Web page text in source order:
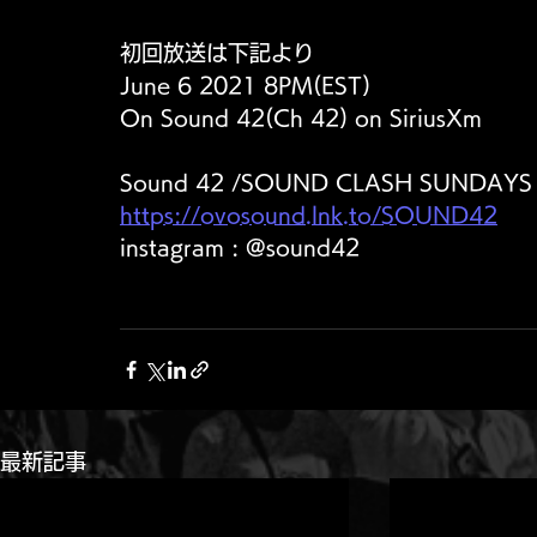
初回放送は下記より
June 6 2021 8PM(EST)
On Sound 42(Ch 42) on SiriusXm
Sound 42 /SOUND CLASH SUNDAYS
https://ovosound.lnk.to/SOUND42
instagram : @sound42
最新記事